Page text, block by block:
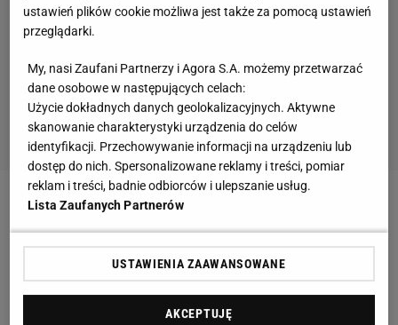
Zobacz wideoLech może sprowadzić kolejnego
piłkarza. "Lech powinien mieć trzeciego napastnika"
jak informuje "Super Express"
ustawień plików cookie możliwa jest także za pomocą ustawień
przeglądarki.
My, nasi Zaufani Partnerzy i Agora S.A. możemy przetwarzać
dane osobowe w następujących celach:
Użycie dokładnych danych geolokalizacyjnych. Aktywne
skanowanie charakterystyki urządzenia do celów
identyfikacji. Przechowywanie informacji na urządzeniu lub
dostęp do nich. Spersonalizowane reklamy i treści, pomiar
reklam i treści, badnie odbiorców i ulepszanie usług.
Lista Zaufanych Partnerów
USTAWIENIA ZAAWANSOWANE
AKCEPTUJĘ